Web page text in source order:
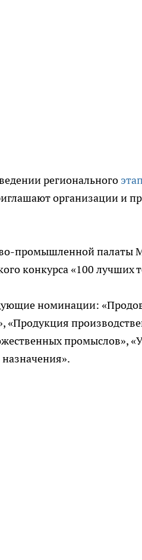
регионального
организации и
промышленной палаты
конкурса «100 лучших
номинации:
промыслов»,